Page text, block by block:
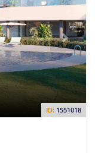
ID: 1551018